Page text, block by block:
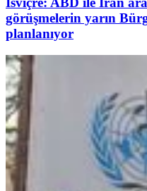
görüşmelerin yarın
planlanıyor